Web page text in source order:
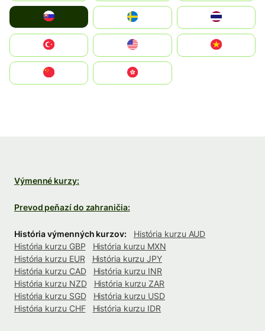
United States
中國香港特別行政區
Výmenné kurzy:
Prevod peňazí do zahraničia:
História výmenných kurzov:
História kurzu AUD
História kurzu GBP
História kurzu MXN
História kurzu EUR
História kurzu JPY
História kurzu CAD
História kurzu INR
História kurzu NZD
História kurzu ZAR
História kurzu SGD
História kurzu USD
História kurzu CHF
História kurzu IDR